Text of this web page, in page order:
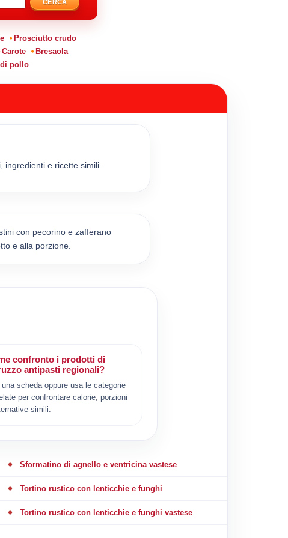
CERCA
Prosciutto crudo
Carote
Bresaola
pollo
e ricette simili.
con pecorino e zafferano
e alla porzione.
confronto i prodotti di
antipasti regionali?
una scheda oppure usa le categorie
per confrontare calorie, porzioni
simili.
Sformatino di agnello e ventricina vastese
Tortino rustico con lenticchie e funghi
Tortino rustico con lenticchie e funghi vastese